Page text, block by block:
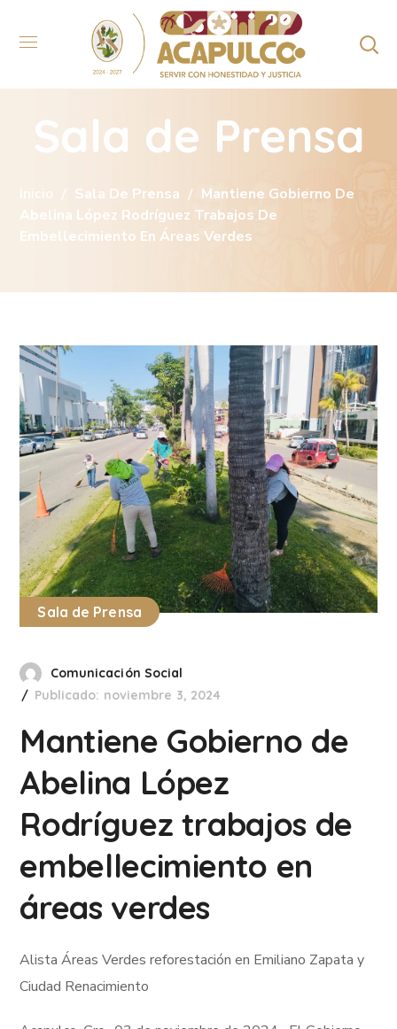
Sala de Prensa
Inicio Sala De Prensa
Mantiene Gobierno De
Abelina López Rodríguez Trabajos De
Embellecimiento En Áreas Verdes
Sala de Prensa
Comunicación Social
Publicado: noviembre 3, 2024
Mantiene Gobierno de
Abelina López
Rodríguez trabajos de
embellecimiento en
áreas verdes
Alista Áreas Verdes reforestación en Emiliano Zapata y
Ciudad Renacimiento